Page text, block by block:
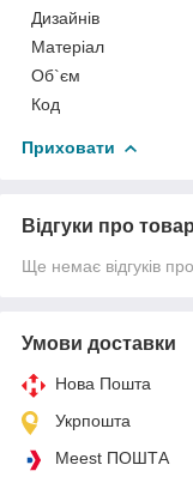
Дизайнів
Матеріал
Об`єм
Код
Приховати
Відгуки про товар
Ще немає відгуків
Умови доставки
Нова Пошта
Укрпошта
Meest ПОШТА